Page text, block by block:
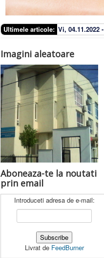
Ultimele articole: Vi, 04.11.2022 -
Imagini aleatoare
Aboneaza-te la noutati
prin email
Introduceti adresa de e-mail:
Livrat de FeedBurner